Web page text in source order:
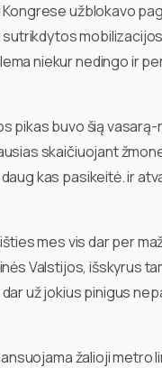
užblokavo
niekur nedingo ir
pikas buvo šią vasarą-
skaičiuojant
kas pasikeitė. ir
mes vis dar per
Valstijos, išskyrus
už jokius pinigus
žalioji metro